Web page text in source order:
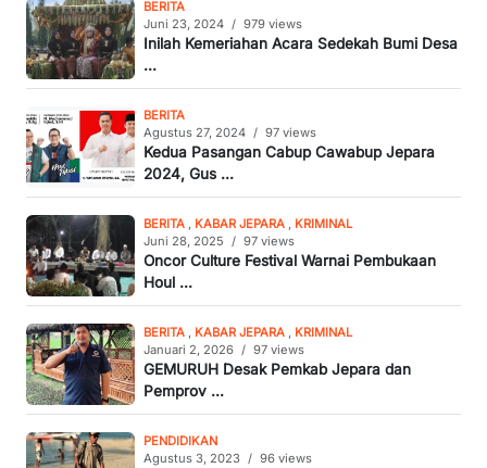
BERITA
Juni 23, 2024 / 979 views
Inilah Kemeriahan Acara Sedekah Bumi Desa
...
BERITA
Agustus 27, 2024 / 97 views
Kedua Pasangan Cabup Cawabup Jepara
2024, Gus ...
BERITA , KABAR JEPARA , KRIMINAL
Juni 28, 2025 / 97 views
Oncor Culture Festival Warnai Pembukaan
Houl ...
BERITA , KABAR JEPARA , KRIMINAL
Januari 2, 2026 / 97 views
GEMURUH Desak Pemkab Jepara dan
Pemprov ...
PENDIDIKAN
Agustus 3, 2023 / 96 views